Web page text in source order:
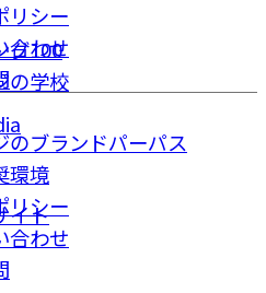
グ100
の学校
リシー
合わせ
のブランドパーパス
環境
リシー
合わせ
イト